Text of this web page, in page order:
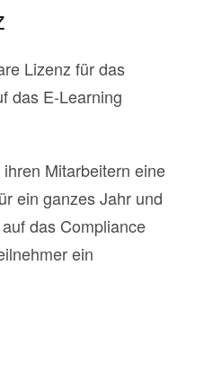
Lizenz für das
das E-Learning
Mitarbeitern eine
ein ganzes Jahr und
das Compliance
ein